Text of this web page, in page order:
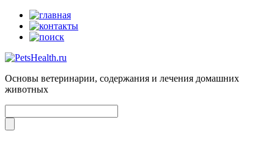
Основы ветеринарии, содержания и лечения домашних
животных